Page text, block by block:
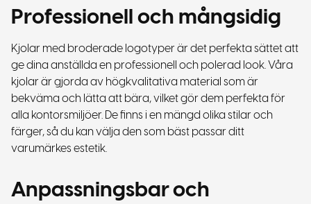
Professionell och mångsidig
Kjolar med broderade logotyper är det perfekta sättet att
ge dina anställda en professionell och polerad look. Våra
kjolar är gjorda av högkvalitativa material som är
bekväma och lätta att bära, vilket gör dem perfekta för
alla kontorsmiljöer. De finns i en mängd olika stilar och
färger, så du kan välja den som bäst passar ditt
varumärkes estetik.
Anpassningsbar och